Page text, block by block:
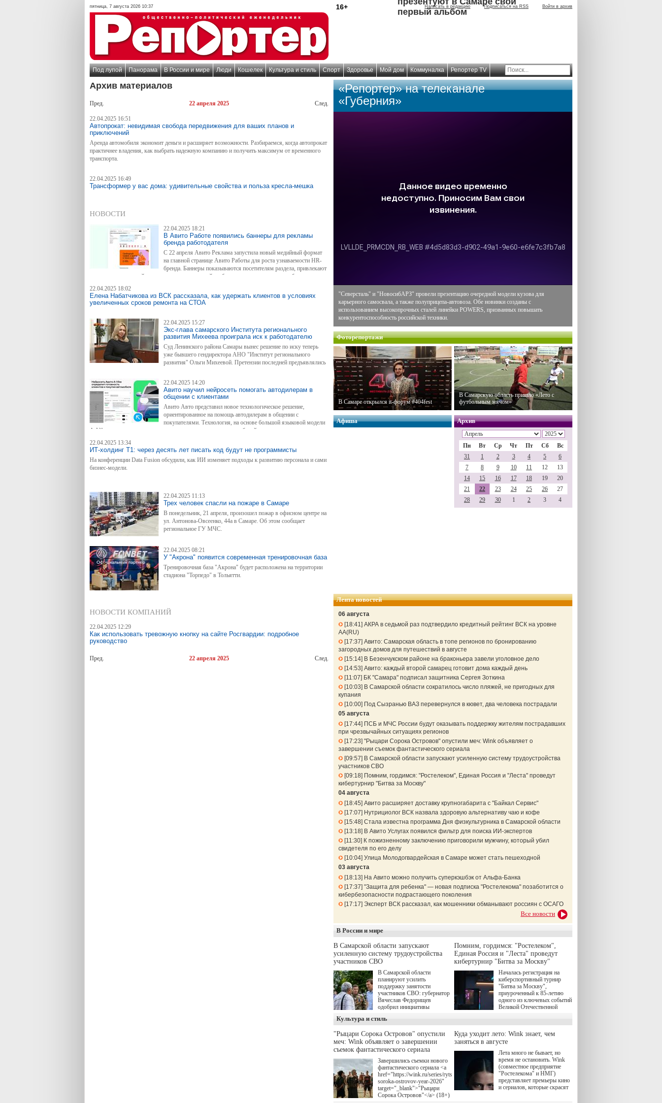
пятница, 7 августа 2026 10:37 16+ Написать в редакцию Подписаться на RSS Войти в архив
первый альбом
Под лупой Панорама В России и мире Люди Кошелек Культура и стиль Спорт Здоровье Мой дом Коммуналка Репортер TV
Архив материалов
Пред. 22 апреля 2025 След.
22.04.2025 16:51
Автопрокат: невидимая свобода передвижения для ваших планов и
приключений
Аренда автомобиля экономит деньги и расширяет возможности. Разбираемся, когда автопрокат
практичнее владения, как выбрать надежную компанию и получить максимум от временного
транспорта.
22.04.2025 16:49
Трансформер у вас дома: удивительные свойства и польза кресла-мешка
НОВОСТИ
22.04.2025 18:21
В Авито Работе появились баннеры для рекламы
бренда работодателя
С 22 апреля Авито Реклама запустила новый медийный формат
на главной странице Авито Работы для роста узнаваемости HR-
бренда. Баннеры показываются посетителям раздела, привлекают
внимание соискателей к вакансиям и ведут на сайт работодателя или на страницу бренда внутри
22.04.2025 18:02
Елена Набатчикова из ВСК рассказала, как удержать клиентов в условиях
увеличенных сроков ремонта на СТОА
22.04.2025 15:27
Экс-глава самарского Института регионального
развития Михеева проиграла иск к работодателю
Суд Ленинского района Самары вынес решение по иску теперь
уже бывшего гендиректора АНО "Институт регионального
развития" Ольги Михеевой. Претензии последней предъявлялись
22.04.2025 14:20
Авито научил нейросеть помогать автодилерам в
общении с клиентами
Авито Авто представил новое технологическое решение,
ориентированное на помощь автодилерам в общении с
покупателями. Технология, на основе большой языковой модели
A-Vibe, анализирует данные из разговоров продавцов автомобилей с потенциальными
Новые возможности доступны бесплатно и без ограничений с согласия дилеров в Автохабе —
сервисе для автоматизации авто-бизнеса.
22.04.2025 13:34
ИТ-холдинг Т1: через десять лет писать код будут не программисты
На конференции Data Fusion обсудили, как ИИ изменяет подходы к развитию персонала и сами
бизнес-модели.
22.04.2025 11:13
Трех человек спасли на пожаре в Самаре
В понедельник, 21 апреля, произошел пожар в офисном центре на
ул. Антонова-Овсеенко, 44а в Самаре. Об этом сообщает
региональное ГУ МЧС.
22.04.2025 08:21
У "Акрона" появится современная тренировочная база
Тренировочная база "Акрона" будет расположена на территории
стадиона "Торпедо" в Тольятти.
НОВОСТИ КОМПАНИЙ
22.04.2025 12:29
Как использовать тревожную кнопку на сайте Росгвардии: подробное
руководство
Пред. 22 апреля 2025 След.
«Репортер» на телеканале
«Губерния»
"Северсталь" и "НовосибАРЗ" провели презентацию очередной модели кузова для
карьерного самосвала, а также полуприцепа-автовоза. Обе новинки созданы с
использованием высокопрочных сталей линейки POWERS, призванных повышать
конкурентоспособность российской техники.
Фоторепортажи
В Самаре открылся it-форум #404fest
В Самарскую область пришло «Лето с
футбольным мячом»
Афиша Архив
Пн Вт Ср Чт Пт Сб
Вс
31
1 2 3 4 5
6
7
8 9 10 11 12
13
14
15 16 17 18 19
20
21
22 23 24 25 26
27
28
29 30 1 2 3 4
Лента новостей
06 августа
18:41 АКРА в седьмой раз подтвердило кредитный рейтинг ВСК на уровне
АА(RU)
17:37 Авито: Самарская область в топе регионов по бронированию
загородных домов для путешествий в августе
15:14 В Безенчукском районе на браконьера завели уголовное дело
14:53 Авито: каждый второй самарец готовит дома каждый день
11:07
БК "Самара" подписал защитника Сергея Зоткина
10:03
В Самарской области сократилось число пляжей, не пригодных для
купания
10:00 Под Сызранью ВАЗ перевернулся в кювет, два человека пострадали
05 августа
17:44 ПСБ и МЧС России будут оказывать поддержку жителям пострадавших
при чрезвычайных ситуациях регионов
17:23 "Рыцари Сорока Островов" опустили меч: Wink объявляет о
завершении съемок фантастического сериала
09:57
В Самарской области запускают усиленную систему трудоустройства
участников СВО
09:18 Помним, гордимся: "Ростелеком", Единая Россия и "Леста" проведут
кибертурнир "Битва за Москву"
04 августа
18:45 Авито расширяет доставку крупногабарита с "Байкал Сервис"
17:07
Нутрициолог ВСК назвала здоровую альтернативу чаю и кофе
15:48 Стала известна программа Дня физкультурника в Самарской области
13:18 В Авито Услугах появился фильтр для поиска ИИ-экспертов
11:30 К пожизненному заключению приговорили мужчину, который убил
свидетеля по его делу
10:04 Улица Молодогвардейская в Самаре может стать пешеходной
03 августа
18:13
На Авито можно получить суперкэшбэк от Альфа-Банка
17:37 "Защита для ребенка" — новая подписка "Ростелекома" позаботится о
кибербезопасности подрастающего поколения
17:17 Эксперт ВСК рассказал, как мошенники обманывают россиян с ОСАГО
Все новости
В России и мире
В Самарской области запускают
усиленную систему трудоустройства
участников СВО
В Самарской области
планируют усилить
поддержку занятости
участников СВО: губернатор
Вячеслав Федорищев
одобрил инициативы
Губернской Думы
направленные на
трудоустройство и более
спокойную адаптацию к
мирной жизни.
Помним, гордимся: "Ростелеком",
Единая Россия и "Леста" проведут
кибертурнир "Битва за Москву"
Началась регистрация на
киберспортивный турнир
"Битва за Москву",
приуроченный к 85-летию
одного из ключевых событий
Великой Отечественной
"Ростелеком", партия
"Единая Россия", игровая
Победы.
Культура и стиль
"Рыцари Сорока Островов" опустили
меч: Wink объявляет о завершении
съемок фантастического сериала
Завершились съемки нового
фантастического сериала <a
href="https://wink.ru/series/rytsari-
soroka-ostrovov-year-2026"
target="_blank">"Рыцари
Сорока Островов"</a> (18+)
Куда уходит лето: Wink знает, чем
заняться в августе
Лета много не бывает, но
время не остановить. Wink
(совместное предприятие
"Ростелекома" и НМГ)
представляет премьеры кино
и сериалов, которые скрасят